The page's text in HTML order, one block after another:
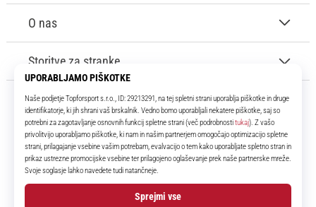
11teamsports.si
Že več kot 16 let smo vaši soigralci ter vam predstavljamo najboljše in
najnovejše izdelke iz sveta nogometa.
Facebook
Instagram
O nas
Storitve za stranke